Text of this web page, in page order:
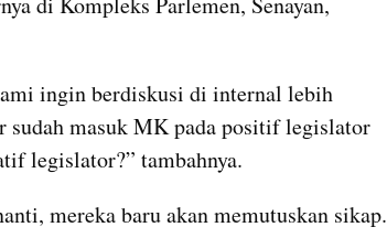
ingin berdiskusi di internal lebih
sudah masuk MK pada positif legislator
legislator?” tambahnya.
mereka baru akan memutuskan sikap.